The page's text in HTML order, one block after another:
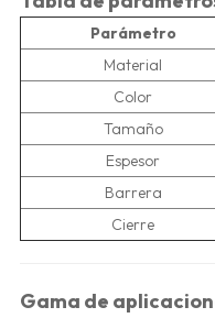
Parámetro
Material
Color
Tamaño
Espesor
Barrera
Cierre
Gama de